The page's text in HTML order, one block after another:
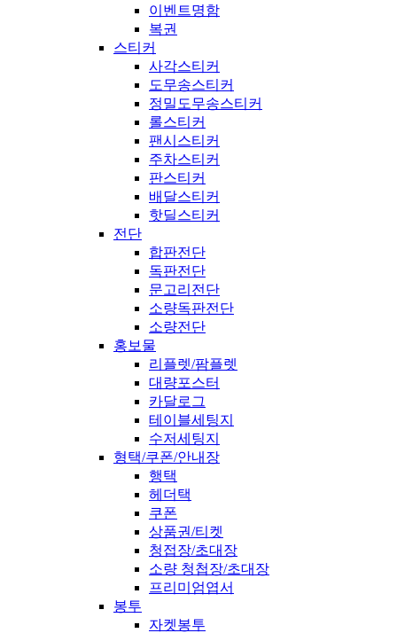
이벤트명함
복권
스티커
사각스티커
도무송스티커
정밀도무송스티커
롤스티커
팬시스티커
주차스티커
판스티커
배달스티커
핫딜스티커
전단
합판전단
독판전단
문고리전단
소량독판전단
소량전단
홍보물
리플렛/팜플렛
대량포스터
카달로그
테이블세팅지
수저세팅지
형택/쿠폰/안내장
행택
헤더택
쿠폰
상품권/티켓
청접장/초대장
소량 청첩장/초대장
프리미엄엽서
봉투
자켓봉투